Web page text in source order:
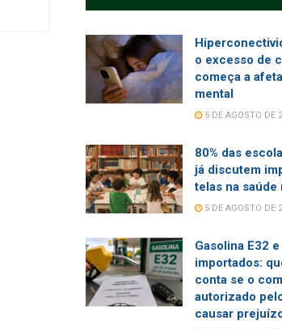
o excesso de
começa a
mental
5 DE AGOSTO DE
80% das
já discutem
telas na saúde
5 DE AGOSTO DE
Gasolina E32
importados:
conta se o
autorizado
causar